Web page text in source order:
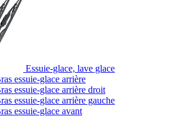
Essuie-glace, lave glace
essuie-glace arrière
essuie-glace arrière droit
essuie-glace arrière gauche
essuie-glace avant